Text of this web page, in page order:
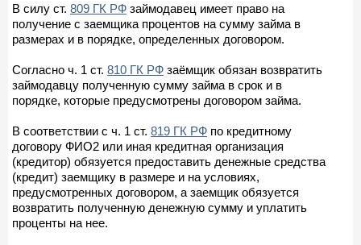
В силу ст. 809 ГК РФ займодавец имеет право на
получение с заемщика процентов на сумму займа в
размерах и в порядке, определенных договором.
Согласно ч. 1 ст. 810 ГК РФ заёмщик обязан возвратить
займодавцу полученную сумму займа в срок и в
порядке, которые предусмотрены договором займа.
В соответствии с ч. 1 ст. 819 ГК РФ по кредитному
договору ФИО2 или иная кредитная организация
(кредитор) обязуется предоставить денежные средства
(кредит) заемщику в размере и на условиях,
предусмотренных договором, а заемщик обязуется
возвратить полученную денежную сумму и уплатить
проценты на нее.